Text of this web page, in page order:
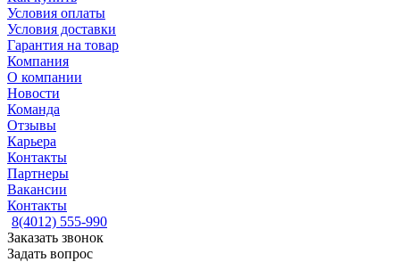
Условия оплаты
Условия доставки
Гарантия на товар
Компания
О компании
Новости
Команда
Отзывы
Карьера
Контакты
Партнеры
Вакансии
Контакты
8(4012) 555-990
Заказать звонок
Задать вопрос